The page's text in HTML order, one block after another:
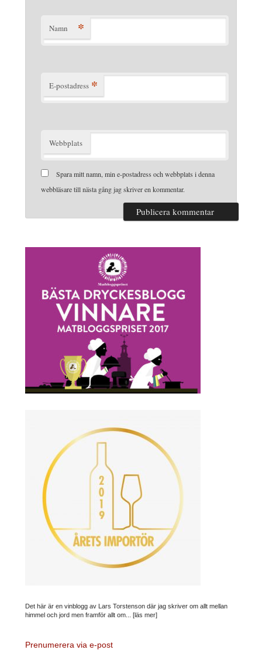
Namn *
E-postadress *
Webbplats
Spara mitt namn, min e-postadress och webbplats i denna
webbläsare till nästa gång jag skriver en kommentar.
Det här är en vinblogg av Lars Torstenson där jag skriver om allt mellan
himmel och jord men framför allt om... [läs mer]
Prenumerera via e-post